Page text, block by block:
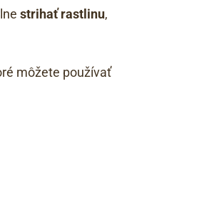
strihať rastlinu,
môžete používať